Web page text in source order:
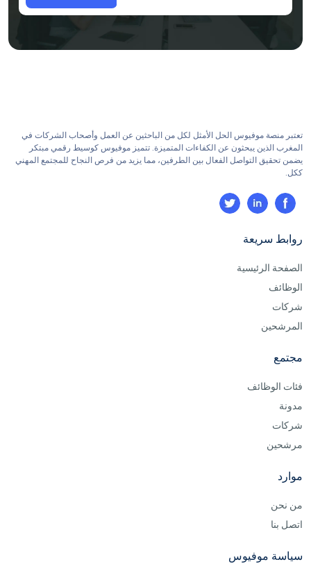
تعتبر منصة موفيوس الحل الأمثل لكل من الباحثين عن العمل وأصحاب الشركات في
المغرب الذين يبحثون عن الكفاءات المتميزة. تتميز موفيوس كوسيط رقمي مبتكر
يضمن تحقيق التواصل الفعال بين الطرفين، مما يزيد من فرص النجاح للمجتمع المهني
ككل.
روابط سريعة
الصفحة الرئيسية
الوظائف
شركات
المرشحين
مجتمع
فئات الوظائف
مدونة
شركات
مرشحين
موارد
من نحن
اتصل بنا
سياسة موفيوس